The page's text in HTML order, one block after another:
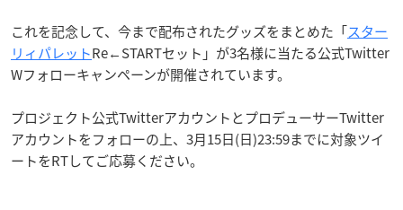
これを記念して、今まで配布されたグッズをまとめた「スター
リィパレットRe←STARTセット」が3名様に当たる公式Twitter
Wフォローキャンペーンが開催されています。
プロジェクト公式TwitterアカウントとプロデューサーTwitter
アカウントをフォローの上、3月15日(日)23:59までに対象ツイ
ートをRTしてご応募ください。